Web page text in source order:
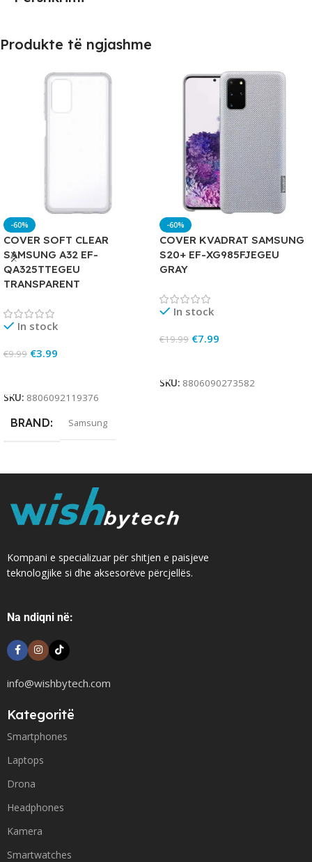
Produkte të ngjashme
-60%
COVER SOFT CLEAR
SAMSUNG A32 EF-
QA325TTEGEU
TRANSPARENT
In stock
€9.99 €3.99
SKU: 8806092119376
BRAND Samsung
-60%
COVER KVADRAT SAMSUNG
S20+ EF-XG985FJEGEU
GRAY
In stock
€19.99 €7.99
SKU: 8806090273582
Kompani e specializuar për shitjen e paisjeve
teknologjike si dhe aksesorëve përcjellës.
Na ndiqni në:
info@wishbytech.com
Kategoritë
Smartphones
Laptops
Drona
Headphones
Kamera
Smartwatches